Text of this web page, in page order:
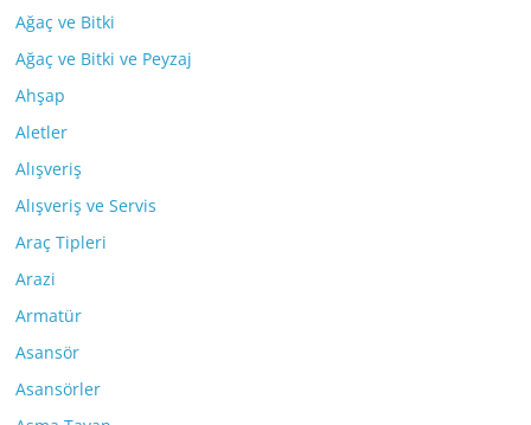
Ağaç ve Bitki
Ağaç ve Bitki ve Peyzaj
Ahşap
Aletler
Alışveriş
Alışveriş ve Servis
Araç Tipleri
Arazi
Armatür
Asansör
Asansörler